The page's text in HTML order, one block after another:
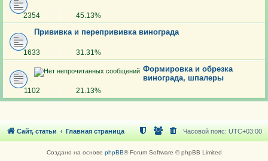
2354 45.13%
Прививка и перепрививка винограда
1633 31.31%
Формировка и обрезка
винограда, шпалеры
1102 21.13%
Сайт, статьи Главная страница Часовой пояс: UTC+03:00
Создано на основе phpBB® Forum Software © phpBB Limited